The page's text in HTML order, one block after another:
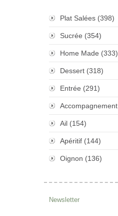
Plat Salées (398)
Sucrée (354)
Home Made (333)
Dessert (318)
Entrée (291)
Ail (154)
Apéritif (144)
Oignon (136)
Newsletter